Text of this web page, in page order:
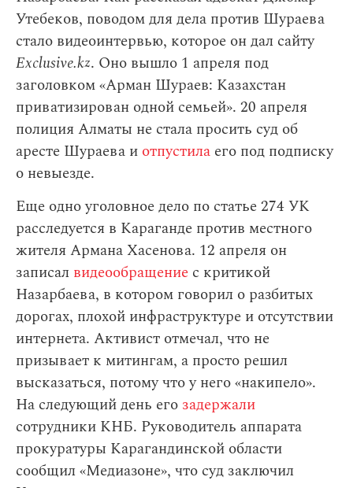
Утебеков, поводом для дела против Шураева
стало видеоинтервью, которое он дал сайту
Exclusive.kz. Оно вышло 1 апреля под
заголовком «Арман Шураев: Казахстан
приватизирован одной семьей». 20 апреля
полиция Алматы не стала просить суд об
аресте Шураева и отпустила его под подписку
о невыезде.
Еще одно уголовное дело по статье 274 УК
расследуется в Караганде против местного
жителя Армана Хасенова. 12 апреля он
записал видеообращение с критикой
Назарбаева, в котором говорил о разбитых
дорогах, плохой инфраструктуре и отсутствии
интернета. Активист отмечал, что не
призывает к митингам, а просто решил
высказаться, потому что у него «накипело».
На следующий день его задержали
сотрудники КНБ. Руководитель аппарата
прокуратуры Карагандинской области
сообщил «Медиазоне», что суд заключил